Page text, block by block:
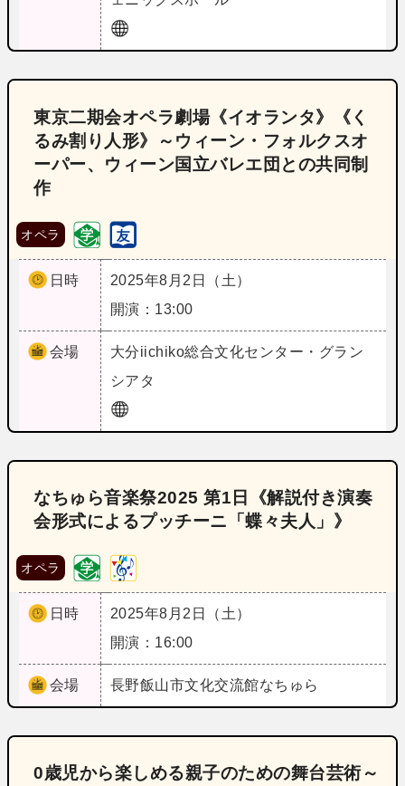
東京二期会オペラ劇場《イオランタ》《く
るみ割り人形》～ウィーン・フォルクスオ
ーパー、ウィーン国立バレエ団との共同制
作
オペラ
日時
2025年8月2日（土）
開演：13:00
会場 大分iichiko総合文化センター・グラン
シアタ
なちゅら音楽祭2025 第1日《解説付き演奏
会形式によるプッチーニ「蝶々夫人」》
オペラ
日時
2025年8月2日（土）
開演：16:00
会場 長野飯山市文化交流館なちゅら
0歳児から楽しめる親子のための舞台芸術～